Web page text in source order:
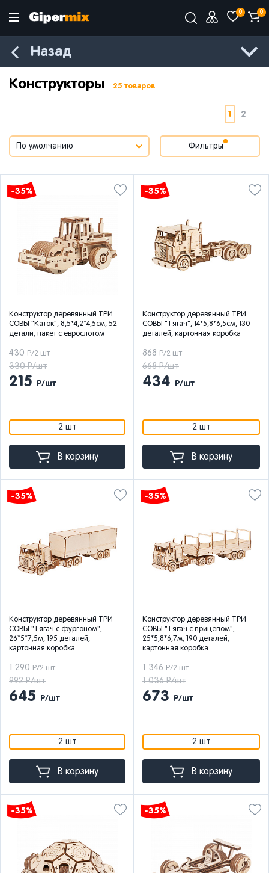
0 0
Назад
Конструкторы 25 товаров
1 2
Фильтры
-35%
Конструктор деревянный ТРИ
СОВЫ "Каток", 8,5*4,2*4,5см, 52
детали, пакет с еврослотом
430 Р/2 шт
330 Р/шт
215 Р/шт
2 шт
В корзину
-35%
Конструктор деревянный ТРИ
СОВЫ "Тягач", 14*5,8*6,5см, 130
деталей, картонная коробка
868 Р/2 шт
668 Р/шт
434 Р/шт
2 шт
В корзину
-35%
Конструктор деревянный ТРИ
СОВЫ "Тягач с фургоном",
26*5*7,5м, 195 деталей,
картонная коробка
1 290 Р/2 шт
992 Р/шт
645 Р/шт
2 шт
В корзину
-35%
Конструктор деревянный ТРИ
СОВЫ "Тягач с прицепом",
25*5,8*6,7м, 190 деталей,
картонная коробка
1 346 Р/2 шт
1 036 Р/шт
673 Р/шт
2 шт
В корзину
-35% -35%